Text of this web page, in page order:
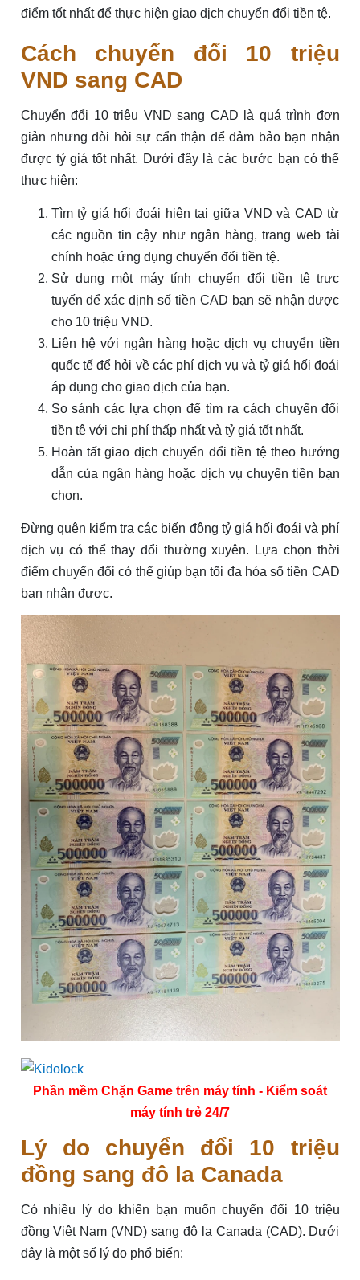
điểm tốt nhất để thực hiện giao dịch chuyển đổi tiền tệ.
Cách chuyển đổi 10 triệu
VND sang CAD
Chuyển đổi 10 triệu VND sang CAD là quá trình đơn
giản nhưng đòi hỏi sự cẩn thận để đảm bảo bạn nhận
được tỷ giá tốt nhất. Dưới đây là các bước bạn có thể
thực hiện:
Tìm tỷ giá hối đoái hiện tại giữa VND và CAD từ
các nguồn tin cậy như ngân hàng, trang web tài
chính hoặc ứng dụng chuyển đổi tiền tệ.
Sử dụng một máy tính chuyển đổi tiền tệ trực
tuyến để xác định số tiền CAD bạn sẽ nhận được
cho 10 triệu VND.
Liên hệ với ngân hàng hoặc dịch vụ chuyển tiền
quốc tế để hỏi về các phí dịch vụ và tỷ giá hối đoái
áp dụng cho giao dịch của bạn.
So sánh các lựa chọn để tìm ra cách chuyển đổi
tiền tệ với chi phí thấp nhất và tỷ giá tốt nhất.
Hoàn tất giao dịch chuyển đổi tiền tệ theo hướng
dẫn của ngân hàng hoặc dịch vụ chuyển tiền bạn
chọn.
Đừng quên kiểm tra các biến động tỷ giá hối đoái và phí
dịch vụ có thể thay đổi thường xuyên. Lựa chọn thời
điểm chuyển đổi có thể giúp bạn tối đa hóa số tiền CAD
bạn nhận được.
Phần mềm Chặn Game trên máy tính - Kiểm soát
máy tính trẻ 24/7
Lý do chuyển đổi 10 triệu
đồng sang đô la Canada
Có nhiều lý do khiến bạn muốn chuyển đổi 10 triệu
đồng Việt Nam (VND) sang đô la Canada (CAD). Dưới
đây là một số lý do phổ biến: